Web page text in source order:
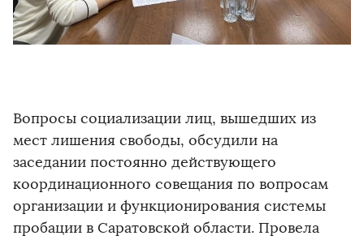
Вопросы социализации лиц, вышедших из
мест лишения свободы, обсудили на
заседании постоянно действующего
координационного совещания по вопросам
организации и функционирования системы
пробации в Саратовской области. Провела